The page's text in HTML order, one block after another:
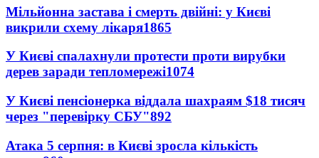
Мільйонна застава і смерть двійні: у Києві
викрили схему лікаря1865
У Києві спалахнули протести проти вирубки
дерев заради тепломережі1074
У Києві пенсіонерка віддала шахраям $18 тисяч
через "перевірку СБУ"892
Атака 5 серпня: в Києві зросла кількість